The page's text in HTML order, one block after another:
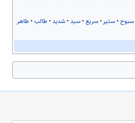
سبوح ستیر سریع سید شدید طالب طاهر